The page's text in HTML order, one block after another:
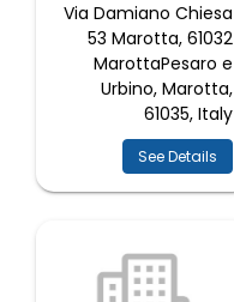
Via Damiano Chiesa
53 Marotta, 61032
MarottaPesaro e
Urbino, Marotta,
61035, Italy
See Details